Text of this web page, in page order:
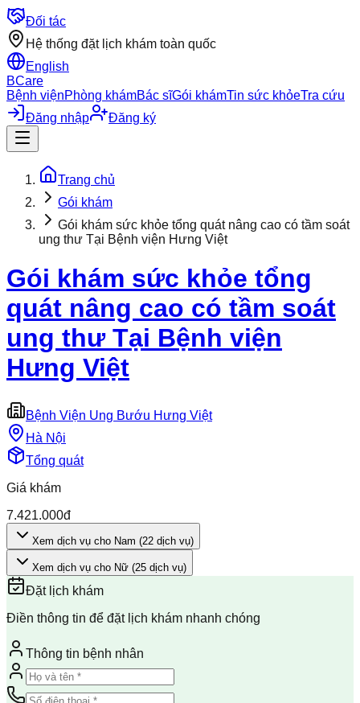
Đối tác
Hệ thống đặt lịch khám toàn quốc
English
BCare
Bệnh việnPhòng khámBác sĩGói khámTin sức khỏeTra cứu
Đăng nhập
Đăng ký
Trang chủ
Gói khám
Gói khám sức khỏe tổng quát nâng cao có tầm soát
ung thư Tại Bệnh viện Hưng Việt
Gói khám sức khỏe tổng
quát nâng cao có tầm soát
ung thư Tại Bệnh viện
Hưng Việt
Bệnh Viện Ung Bướu Hưng Việt
Hà Nội
Tổng quát
Giá khám
7.421.000đ
Xem dịch vụ cho Nam (22 dịch vụ)
Xem dịch vụ cho Nữ (25 dịch vụ)
Đặt lịch khám
Điền thông tin để đặt lịch khám nhanh chóng
Thông tin bệnh nhân